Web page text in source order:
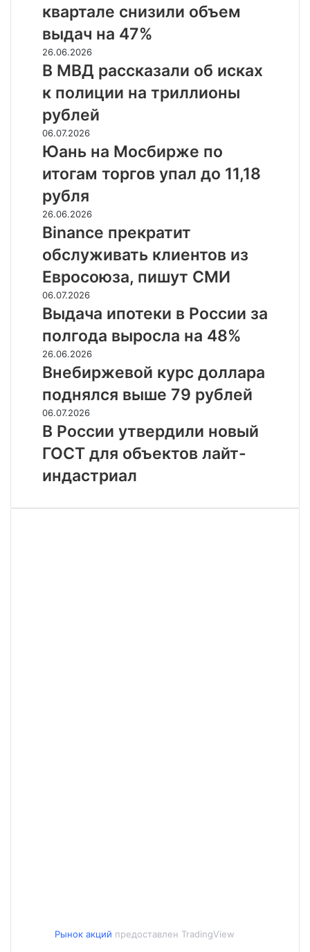
процентов
квартале
снизили
объем
выдач
47%
квартале снизили объем
выдач на 47%
В
МВД
рассказали
об
исках
к
полиции
на
рублей
26.06.2026
В МВД рассказали об исках
к полиции на триллионы
рублей
Юань
на
Мосбирже
по
итогам
торгов
упал
до
11,18
рубля
06.07.2026
Юань на Мосбирже по
итогам торгов упал до 11,18
рубля
Binance
прекратит
обслуживать
клиентов
из
Евросоюза,
пишут
СМИ
26.06.2026
Binance прекратит
обслуживать клиентов из
Евросоюза, пишут СМИ
Выдача
ипотеки
России
за
полгода
выросла
на
48%
06.07.2026
Выдача ипотеки в России за
полгода выросла на 48%
Внебиржевой
курс
доллара
поднялся
выше
79
рублей
26.06.2026
Внебиржевой курс доллара
поднялся выше 79 рублей
В
России
утвердили
новый
ГОСТ
для
06.07.2026
В России утвердили новый
ГОСТ для объектов лайт-
индастриал
Рынок акций предоставлен TradingView